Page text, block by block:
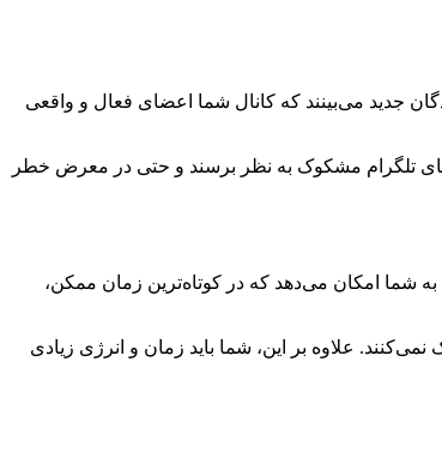
جدید می‌بینند که کانال شما اعضای فعال و واقعی
تلگرام مشکوک به نظر برسند و حتی در معرض خطر
شما اضافه می‌شوند. این سرعت بالا به شما امکان می‌دهد که در کوتاه‌ترین زمان ممکن،
علاوه بر این، شما باید زمان و انرژی زیادی